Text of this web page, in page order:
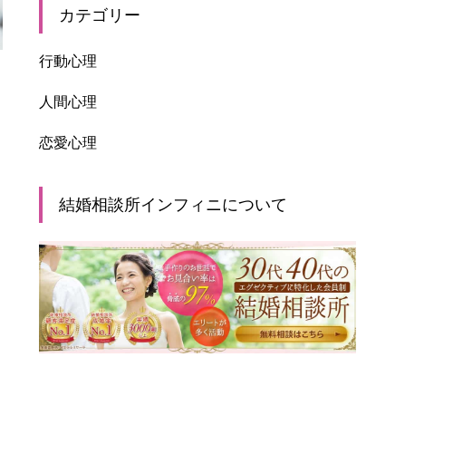
カテゴリー
行動心理
人間心理
恋愛心理
結婚相談所インフィニについて